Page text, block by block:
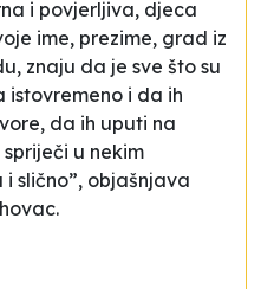
i povjerljiva, djeca
ime, prezime, grad iz
znaju da je sve što su
istovremeno i da ih
da ih uputi na
u nekim
slično”, objašnjava